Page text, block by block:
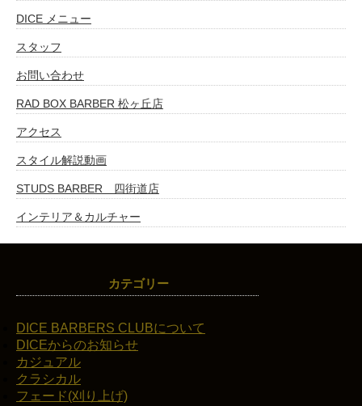
DICE メニュー
スタッフ
お問い合わせ
RAD BOX BARBER 松ヶ丘店
アクセス
スタイル解説動画
STUDS BARBER 四街道店
インテリア＆カルチャー
カテゴリー
DICE BARBERS CLUBについて
DICEからのお知らせ
カジュアル
クラシカル
フェード(刈り上げ)